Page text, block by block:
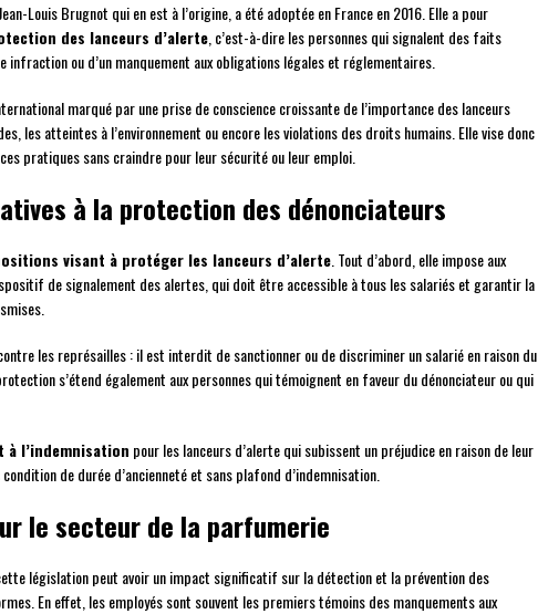
Louis Brugnot qui en est à l’origine, a été adoptée en France en 2016. Elle a pour
des lanceurs d’alerte , c’est-à-dire les personnes qui signalent des faits
ou d’un manquement aux obligations légales et réglementaires.
marqué par une prise de conscience croissante de l’importance des lanceurs
les atteintes à l’environnement ou encore les violations des droits humains. Elle vise donc
pratiques sans craindre pour leur sécurité ou leur emploi.
à la protection des dénonciateurs
visant à protéger les lanceurs d’alerte . Tout d’abord, elle impose aux
de signalement des alertes, qui doit être accessible à tous les salariés et garantir la
les représailles : il est interdit de sanctionner ou de discriminer un salarié en raison du
s’étend également aux personnes qui témoignent en faveur du dénonciateur ou qui
à l’indemnisation pour les lanceurs d’alerte qui subissent un préjudice en raison de leur
de durée d’ancienneté et sans plafond d’indemnisation.
le secteur de la parfumerie
législation peut avoir un impact significatif sur la détection et la prévention des
En effet, les employés sont souvent les premiers témoins des manquements aux